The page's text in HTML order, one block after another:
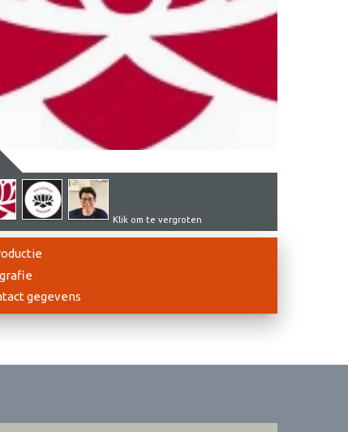
Klik om te vergroten
gegevens